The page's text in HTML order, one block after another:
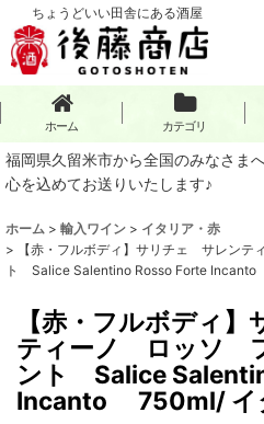
ちょうどいい田舎にある酒屋
ホーム カテゴリ
福岡県久留米市から全国のみなさま
心を込めてお送りいたします♪
ホーム > 輸入ワイン > イタリア・赤
>
【赤・フルボディ】サリチェ サレン
ト Salice Salentino Rosso Forte
【赤・フルボディ
ティーノ ロッソ
ント Salice
Incanto 750ml/ イ